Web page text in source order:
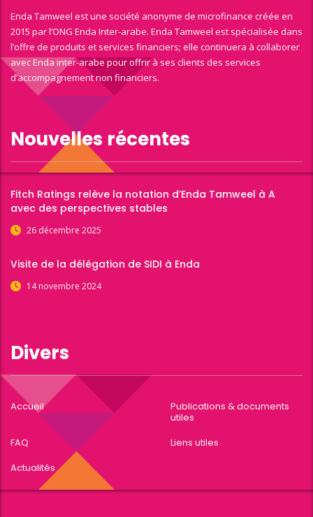
Enda Tamweel est une société anonyme de microfinance créée en
2015 par l’ONG Enda Inter-arabe. Enda Tamweel est spécialisée dans
l’offre de produits et services financiers; elle continuera à collaborer
avec Enda inter-arabe pour offrir à ses clients des services
d’accompagnement non financiers.
Nouvelles récentes
Fitch Ratings relève la notation d’Enda Tamweel à A
avec des perspectives stables
26 décembre 2025
Visite de la délégation de SIDI à Enda
14 novembre 2024
Divers
Accueil
Publications & documents
utiles
FAQ
Liens utiles
Actualités